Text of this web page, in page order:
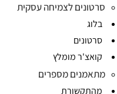
סרטונים לצמיחה עסקית
בלוג
סרטונים
קואצ'ר מומלץ
מתאמנים מספרים
מהתקשורת